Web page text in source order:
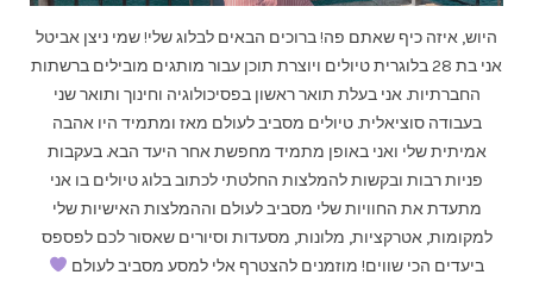
היוש, איזה כיף שאתם פה! ברוכים הבאים לבלוג שלי! שמי ניצן אביטל
אני בת 28 בלוגרית טיולים ויוצרת תוכן עבור מותגים מובילים ברשתות
החברתיות. אני בעלת תואר ראשון בפסיכולוגיה וחינוך ותואר שני
בעבודה סוציאלית. טיולים מסביב לעולם מאז ומתמיד היו אהבה
אמיתית שלי ואני באופן מתמיד מחפשת אחר היעד הבא. בעקבות
פניות רבות ובקשות להמלצות החלטתי לכתוב בלוג טיולים בו אני
מתעדת את החוויות שלי מסביב לעולם וההמלצות האישיות שלי
למקומות, אטרקציות, מלונות, מסעדות וסיורים שאסור לכם לפספס
ביעדים הכי שווים! מוזמנים להצטרף אלי למסע מסביב לעולם